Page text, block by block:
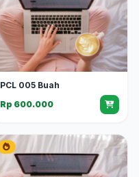
PCL 005 Buah
Rp 600.000